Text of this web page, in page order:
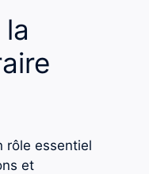
rôle essentiel
et